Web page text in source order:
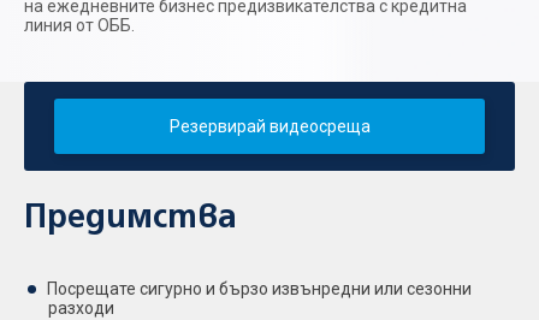
на ежедневните бизнес предизвикателства с кредитна
линия от ОББ.
Резервирай видеосреща
Предимства
Посрещате сигурно и бързо извънредни или сезонни
разходи